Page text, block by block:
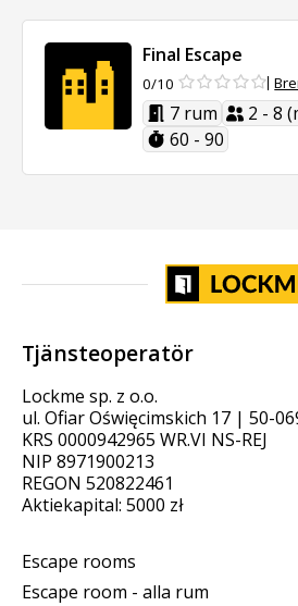
Final Escape
0/10
7 rum
2 - 8
60 - 90
Tjänsteoperatör
Lockme sp. z o.o.
ul. Ofiar Oświęcimskich 17 | 50-
KRS 0000942965 WR.VI NS-REJ
NIP 8971900213
REGON 520822461
Aktiekapital: 5000 zł
Escape rooms
Escape room - alla rum